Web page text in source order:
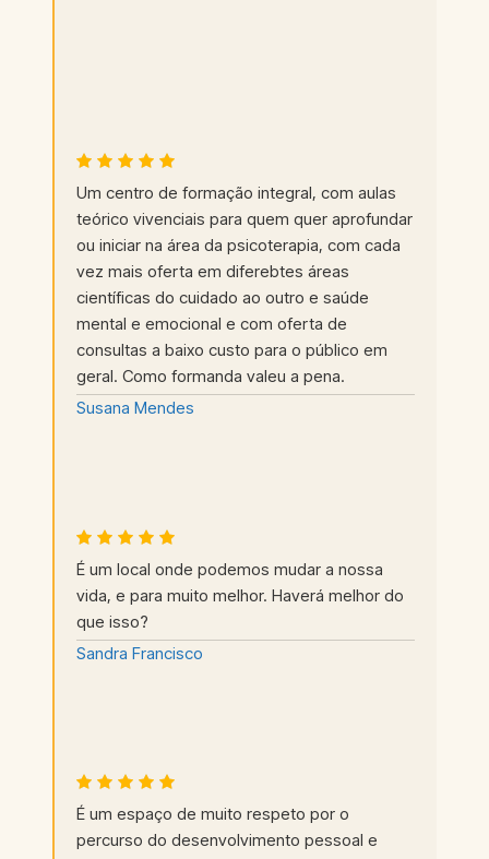
Um centro de formação integral, com aulas
teórico vivenciais para quem quer aprofundar
ou iniciar na área da psicoterapia, com cada
vez mais oferta em diferebtes áreas
científicas do cuidado ao outro e saúde
mental e emocional e com oferta de
consultas a baixo custo para o público em
geral. Como formanda valeu a pena.
Susana Mendes
É um local onde podemos mudar a nossa
vida, e para muito melhor. Haverá melhor do
que isso?
Sandra Francisco
É um espaço de muito respeto por o
percurso do desenvolvimento pessoal e